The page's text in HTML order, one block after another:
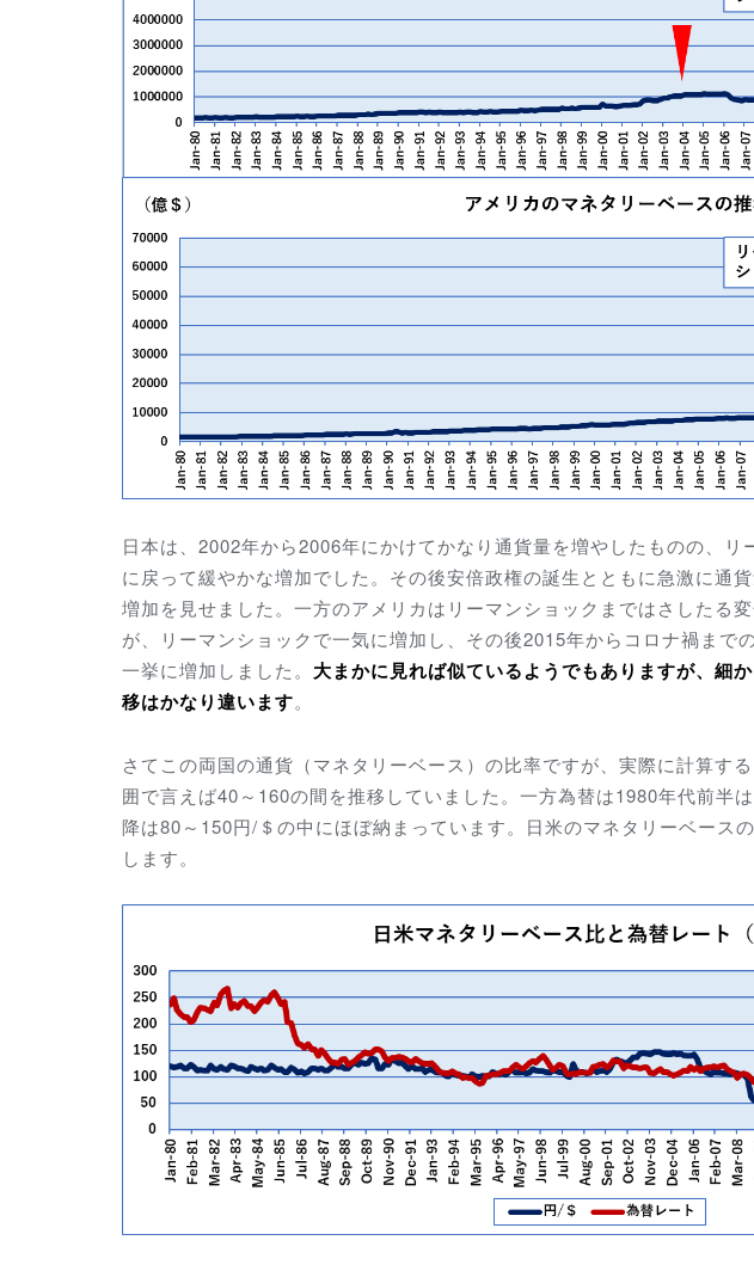
日本は、2002年から2006年にかけてかなり通貨量を増やしたものの、
に戻って緩やかな増加でした。その後安倍政権の誕生とともに急激に通
増加を見せました。一方のアメリカはリーマンショックまではさしたる
が、リーマンショックで一気に増加し、その後2015年からコロナ禍まで
一挙に増加しました。 大まかに見れば似ているようでもありますが、 細
移はかなり違います。
さてこの両国の通貨（マネタリーベース）の比率ですが、実際に計算す
囲で言えば40～160の間を推移していました。一方為替は1980年代前半
降は80～150円/＄の中にほぼ納まっています。日米のマネタリーベース
します。